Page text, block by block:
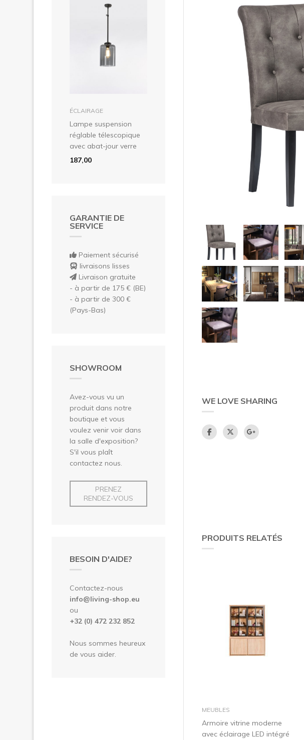
dans le panier
ÉCLAIRAGE
Lampe suspension
réglable télescopique
avec abat-jour verre
187,00
GARANTIE DE
SERVICE
Paiement sécurisé
livraisons lisses
Livraison gratuite
- à partir de 175 € (BE)
- à partir de 300 €
(Pays-Bas)
SHOWROOM
Avez-vous vu un
produit dans notre
boutique et vous
voulez venir voir dans
la salle d'exposition?
S'il vous plaît
contactez nous.
PRENEZ
RENDEZ-VOUS
BESOIN D'AIDE?
Contactez-nous
info@living-shop.eu
ou
+32 (0) 472 232 852
Nous sommes heureux
de vous aider.
Précédent
WE LOVE SHARING
PRODUITS RELATÉS
dans le panier
MEUBLES
Armoire vitrine moderne
avec éclairage LED intégré